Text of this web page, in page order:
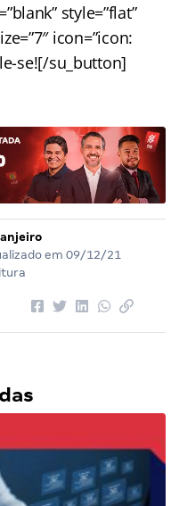
style=”flat”
icon=”icon:
se![/su_button]
em 09/12/21